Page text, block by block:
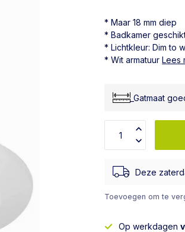
* Maar 18 mm diep
* Badkamer
* Lichtkleur: Dim to
* Wit armatuurLees
_Gatmaat
Deze
Toevoegen om te
Op werkdagen